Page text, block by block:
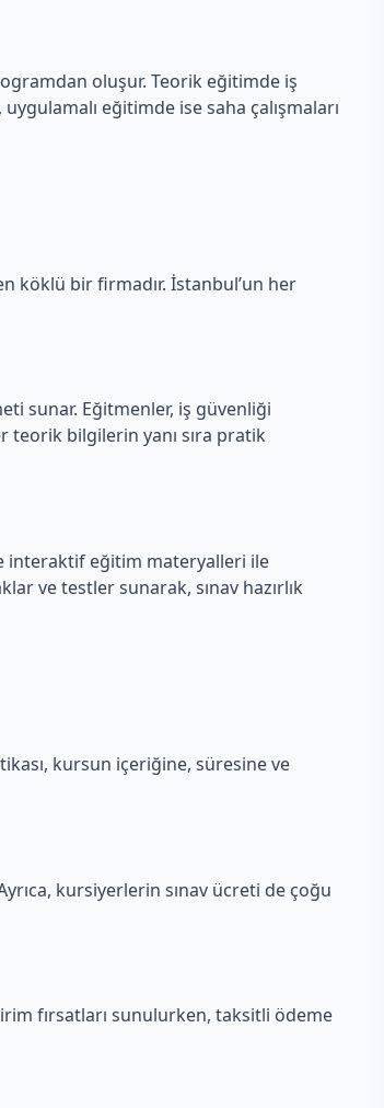
oluşur. Teorik eğitimde iş
eğitimde ise saha çalışmaları
köklü bir firmadır. İstanbul’un her
sunar. Eğitmenler, iş güvenliği
teorik bilgilerin yanı sıra pratik
interaktif eğitim materyalleri ile
ve testler sunarak, sınav hazırlık
kursun içeriğine, süresine ve
kursiyerlerin sınav ücreti de çoğu
fırsatları sunulurken, taksitli ödeme